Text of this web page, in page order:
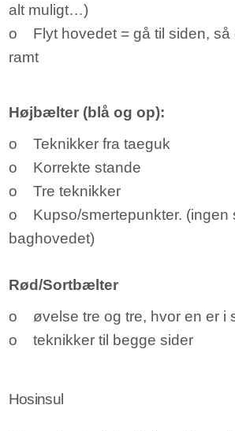
alt muligt…)
o Flyt hovedet = gå til siden, så
ramt
Højbælter (blå og op):
o Teknikker fra taeguk
o Korrekte stande
o Tre teknikker
o Kupso/smertepunkter. (ingen
baghovedet)
Rød/Sortbælter
o øvelse tre og tre, hvor en er i
o teknikker til begge sider
Hosinsul